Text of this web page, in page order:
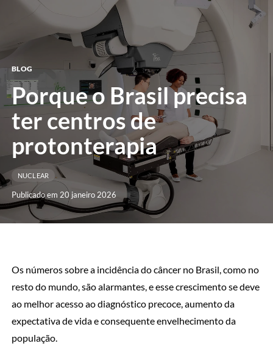
menu
BLOG
Porque o Brasil precisa
ter centros de
protonterapia
NUCLEAR
Publicado em 20 janeiro 2026
Os números sobre a incidência do câncer no Brasil, como no
resto do mundo, são alarmantes, e esse crescimento se deve
ao melhor acesso ao diagnóstico precoce, aumento da
expectativa de vida e consequente envelhecimento da
população.